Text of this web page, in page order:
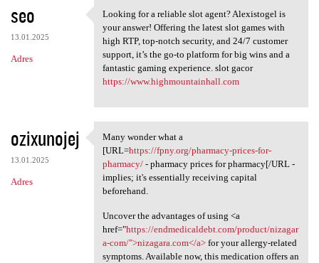
seo
13.01.2025
Adres
Looking for a reliable slot
Looking for a reliable slot agent? Alexistogel is
your answer! Offering the latest slot games with
high RTP, top-notch security, and 24/7 customer
support, it’s the go-to platform for big wins and a
fantastic gaming experience. slot gacor
https://www.highmountainhall.com
ozixunojej
13.01.2025
Adres
Many wonder what a [URL=https
Many wonder what a
[URL=https://fpny.org/pharmacy-prices-for-
pharmacy/- pharmacy prices for pharmacy[/URL -
implies; it's essentially receiving capital
beforehand.
Uncover the advantages of using <a
href="https://endmedicaldebt.com/product/nizagar
a-com/">nizagara.com</a>for your allergy-related
symptoms. Available now, this medication offers an